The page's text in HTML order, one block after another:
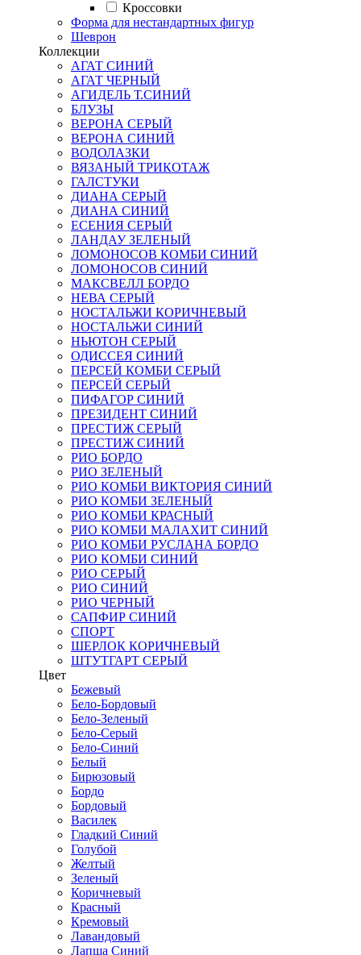
Кроссовки
Форма для нестандартных фигур
Шеврон
Коллекции
АГАТ СИНИЙ
АГАТ ЧЕРНЫЙ
АГИДЕЛЬ Т.СИНИЙ
БЛУЗЫ
ВЕРОНА СЕРЫЙ
ВЕРОНА СИНИЙ
ВОДОЛАЗКИ
ВЯЗАНЫЙ ТРИКОТАЖ
ГАЛСТУКИ
ДИАНА СЕРЫЙ
ДИАНА СИНИЙ
ЕСЕНИЯ СЕРЫЙ
ЛАНДАУ ЗЕЛЕНЫЙ
ЛОМОНОСОВ КОМБИ СИНИЙ
ЛОМОНОСОВ СИНИЙ
МАКСВЕЛЛ БОРДО
НЕВА СЕРЫЙ
НОСТАЛЬЖИ КОРИЧНЕВЫЙ
НОСТАЛЬЖИ СИНИЙ
НЬЮТОН СЕРЫЙ
ОДИССЕЯ СИНИЙ
ПЕРСЕЙ КОМБИ СЕРЫЙ
ПЕРСЕЙ СЕРЫЙ
ПИФАГОР СИНИЙ
ПРЕЗИДЕНТ СИНИЙ
ПРЕСТИЖ СЕРЫЙ
ПРЕСТИЖ СИНИЙ
РИО БОРДО
РИО ЗЕЛЕНЫЙ
РИО КОМБИ ВИКТОРИЯ СИНИЙ
РИО КОМБИ ЗЕЛЕНЫЙ
РИО КОМБИ КРАСНЫЙ
РИО КОМБИ МАЛАХИТ СИНИЙ
РИО КОМБИ РУСЛАНА БОРДО
РИО КОМБИ СИНИЙ
РИО СЕРЫЙ
РИО СИНИЙ
РИО ЧЕРНЫЙ
САПФИР СИНИЙ
СПОРТ
ШЕРЛОК КОРИЧНЕВЫЙ
ШТУТГАРТ СЕРЫЙ
Цвет
Бежевый
Бело-Бордовый
Бело-Зеленый
Бело-Серый
Бело-Синий
Белый
Бирюзовый
Бордо
Бордовый
Василек
Гладкий Синий
Голубой
Желтый
Зеленый
Коричневый
Красный
Кремовый
Лавандовый
Лапша Синий